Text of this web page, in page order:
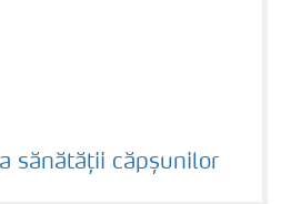
sănătății căpșunilor